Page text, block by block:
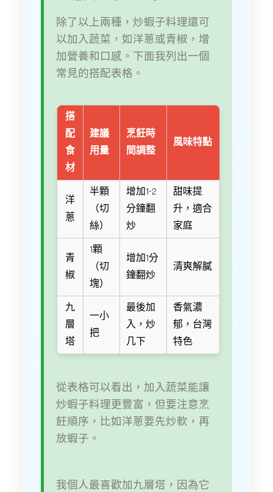
除了以上兩種，炒蝦子料理還可
以加入蔬菜，如洋蔥或青椒，增
加營養和口感。下面我列出一個
常見的搭配表格。
搭
配
食
材
建議
用量
烹飪時
間調整
風味特點
洋
蔥
半顆
（切
絲）
增加1-2
分鐘翻
炒
甜味提
升，適合
家庭
青
椒
1顆
（切
塊）
增加1分
鐘翻炒
清爽解膩
九
層
塔
一小
把
最後加
入，炒
几下
香氣濃
郁，台灣
特色
從表格可以看出，加入蔬菜能讓
炒蝦子料理更豐富，但要注意烹
飪順序，比如洋蔥要先炒軟，再
放蝦子。
我個人最喜歡加九層塔，因為它